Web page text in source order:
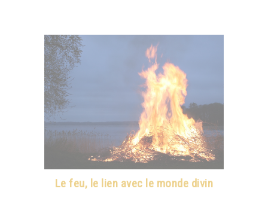
Le feu, le lien avec le monde divin